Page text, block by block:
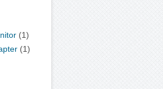
(1)
(1)